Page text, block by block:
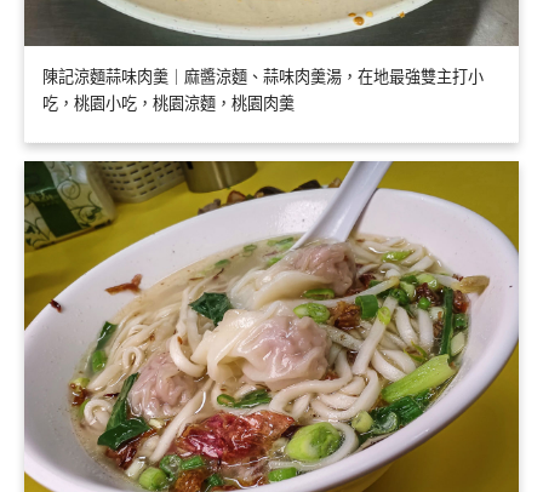
陳記涼麵蒜味肉羹｜麻醬涼麵、蒜味肉羹湯，在地最強雙主打小
吃，桃園小吃，桃園涼麵，桃園肉羹